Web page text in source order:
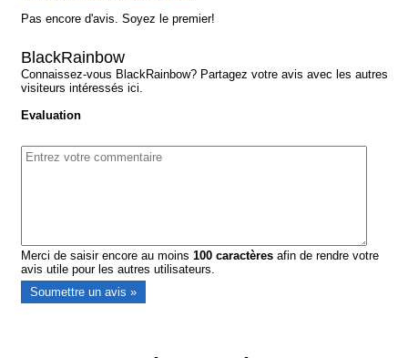
Pas encore d'avis. Soyez le premier!
BlackRainbow
Connaissez-vous BlackRainbow? Partagez votre avis avec les autres
visiteurs intéressés ici.
Evaluation
Merci de saisir encore au moins100 caractères afin de rendre votre
avis utile pour les autres utilisateurs.